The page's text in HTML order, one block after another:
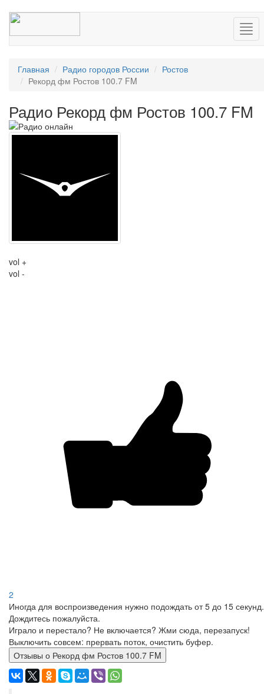
Главная Радио городов России
Ростов
Рекорд фм Ростов 100.7 FM
Радио Рекорд фм Ростов 100.7 FM
vol +
vol -
2
Иногда для воспроизведения нужно подождать от 5 до 15 секунд.
Дождитесь пожалуйста.
Играло и перестало? Не включается? Жми сюда, перезапуск!
Выключить совсем: прервать поток, очистить буфер.
Отзывы о Рекорд фм Ростов 100.7 FM